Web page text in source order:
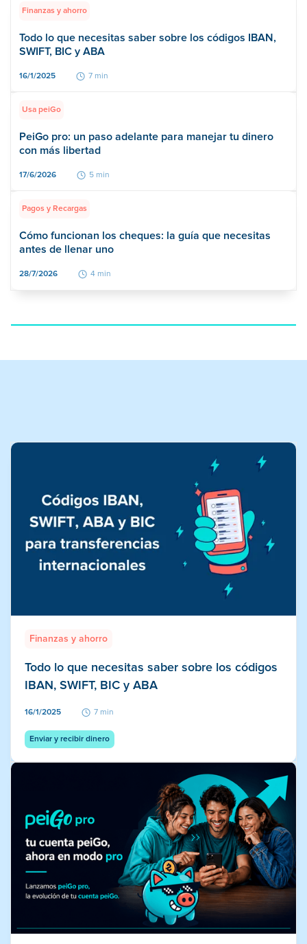
Finanzas y ahorro
Todo lo que necesitas saber sobre los códigos IBAN,
SWIFT, BIC y ABA
16/1/2025 7 min
Usa peiGo
PeiGo pro: un paso adelante para manejar tu dinero
con más libertad
17/6/2026 5 min
Pagos y Recargas
Cómo funcionan los cheques: la guía que necesitas
antes de llenar uno
28/7/2026 4 min
Finanzas y ahorro
Todo lo que necesitas saber sobre los códigos
IBAN, SWIFT, BIC y ABA
16/1/2025 7 min
Enviar y recibir dinero